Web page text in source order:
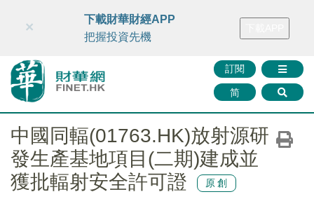
財華智庫網 FINTV FINMETA 財華證券 媒體矩陣
訂閱
简
×
下載財華財經APP
把握投資先機
中國同輻(01763.HK)放射源研
發生產基地項目(二期)建成並
獲批輻射安全許可證
原創